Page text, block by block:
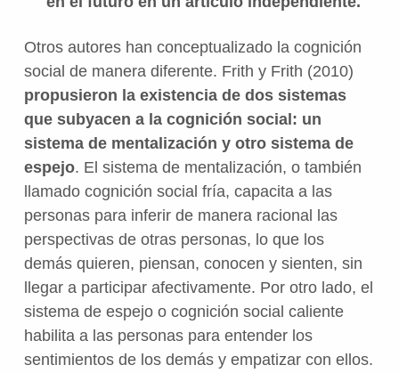
Otros autores han conceptualizado la cognición
social de manera diferente. Frith y Frith (2010)
propusieron la existencia de dos sistemas
que subyacen a la cognición social: un
sistema de mentalización y otro sistema de
espejo. El sistema de mentalización, o también
llamado cognición social fría, capacita a las
personas para inferir de manera racional las
perspectivas de otras personas, lo que los
demás quieren, piensan, conocen y sienten, sin
llegar a participar afectivamente. Por otro lado, el
sistema de espejo o cognición social caliente
habilita a las personas para entender los
sentimientos de los demás y empatizar con ellos.